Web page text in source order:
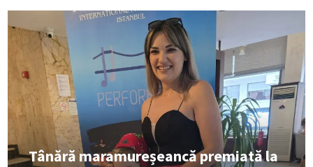
Tânără maramureșeancă premiată la